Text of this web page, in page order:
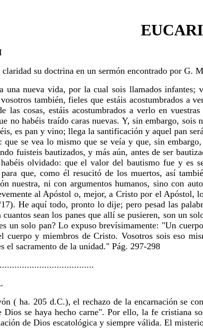
claridad su doctrina en un sermón encontrado por G.
una nueva vida, por la cual sois llamados
también, fieles que estáis acostumbrados a
las cosas, estáis acostumbrados a verlo en
no habéis traído caras nuevas. Y, sin embargo,
es pan y vino; llega la santificación y aquel pan
que se vea lo mismo que se veía y que, sin
fuisteis bautizados, y más aún, antes de ser
olvidado: que el valor del bautismo fue y es
que, como él resucitó de los muertos, así
nuestra, ni con argumentos humanos, sino con
al Apóstol o, mejor, a Cristo por el Apóstol,
He aquí todo, pronto lo dije; pero pesad las
sean los panes que allí se pusieren, son un
un solo pan? Lo expuso brevísimamente: "Un
cuerpo y miembros de Cristo. Vosotros sois eso
el sacramento de la unidad." Pág. 297-298
( ha. 205 d.C.), el rechazo de la encarnación se
se haya hecho carne". Por ello, la fe cristiana
de Dios escatológica y siempre válida. El